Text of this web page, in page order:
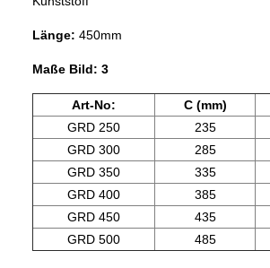
Länge: 450mm
Maße Bild: 3
Art-No: C (mm)
GRD 250
235
GRD 300
285
GRD 350
335
GRD 400
385
GRD 450
435
GRD 500
485